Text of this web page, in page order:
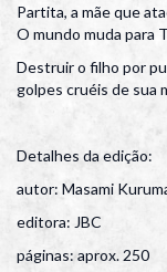
Partita, a mãe que
O mundo muda para
Destruir o filho por
golpes cruéis de sua
Detalhes da edição:
autor: Masami
editora: JBC
páginas: aprox. 250